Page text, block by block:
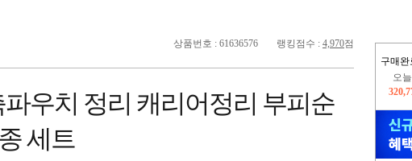
구매완
오
상품번호 : 61636576 랭킹점수 : 4,970점
우치 정리 캐리어정리 부피순
세트